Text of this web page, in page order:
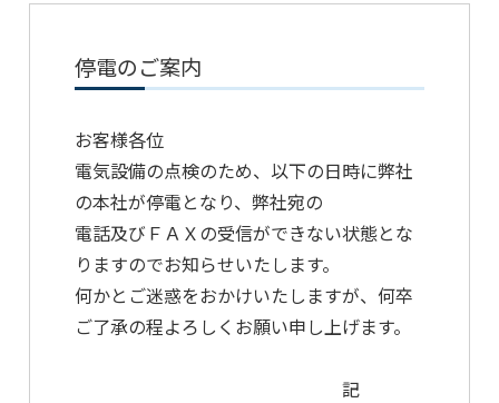
停電のご案内
お客様各位
電気設備の点検のため、以下の日時に弊社
の本社が停電となり、弊社宛の
電話及びＦＡＸの受信ができない状態とな
りますのでお知らせいたします。
何かとご迷惑をおかけいたしますが、何卒
ご了承の程よろしくお願い申し上げます。
記